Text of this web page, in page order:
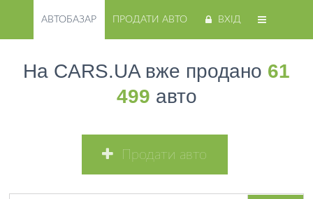
АВТОБАЗАР ПРОДАТИ АВТО ВХІД
На CARS.UA вже продано 61
499 авто
Продати авто